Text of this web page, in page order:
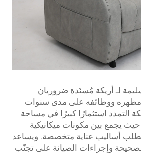
لـ أريكة مُسنَدة ضروريان
ووظائفه على مدى سنوات
التمدد استثمارًا كبيرًا في مساحة
يجمع بين مكونات ميكانيكية
أساليب عناية متخصصة. ويساعد
وإجراءات الصيانة على تجنّب